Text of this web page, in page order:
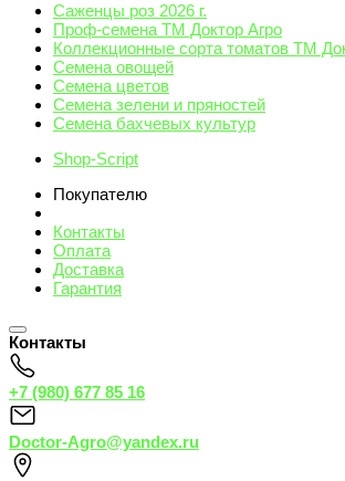
Саженцы роз 2026 г.
Проф-семена ТМ Доктор Агро
Коллекционные сорта томатов ТМ
Семена овощей
Семена цветов
Семена зелени и пряностей
Семена бахчевых культур
Shop-Script
Покупателю
Контакты
Оплата
Доставка
Гарантия
Контакты
+7 (980) 677 85 16
Doctor-Agro@yandex.ru